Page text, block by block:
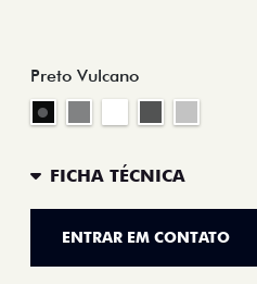
Preto Vulcano
FICHA TÉCNICA
ENTRAR EM CONTATO